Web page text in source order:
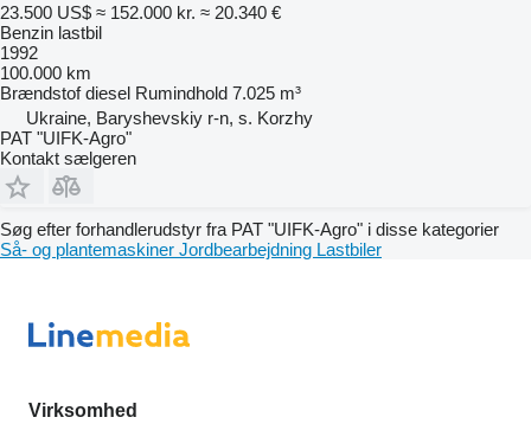
23.500 US$ ≈ 152.000 kr. ≈ 20.340 €
Benzin lastbil
1992
100.000 km
Brændstof diesel Rumindhold 7.025 m³
Ukraine, Baryshevskiy r-n, s. Korzhy
PAT "UIFK-Agro"
Kontakt sælgeren
Søg efter forhandlerudstyr fra PAT "UIFK-Agro" i disse kategorier
Så- og plantemaskiner Jordbearbejdning Lastbiler
Virksomhed